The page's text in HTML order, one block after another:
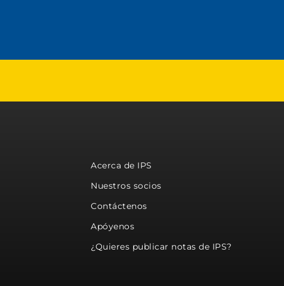
Acerca de IPS
Nuestros socios
Contáctenos
Apóyenos
¿Quieres publicar notas de IPS?